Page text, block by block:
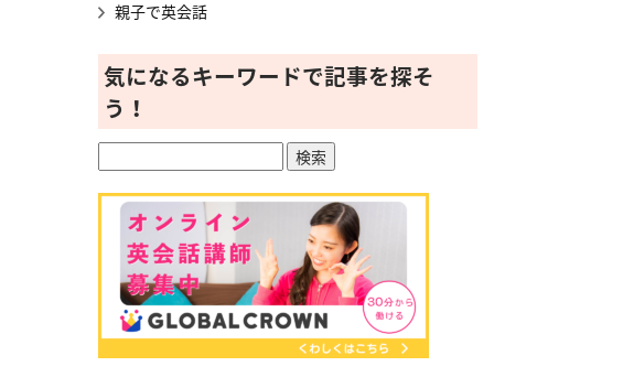
親子で英会話
気になるキーワードで記事を探そ
う！